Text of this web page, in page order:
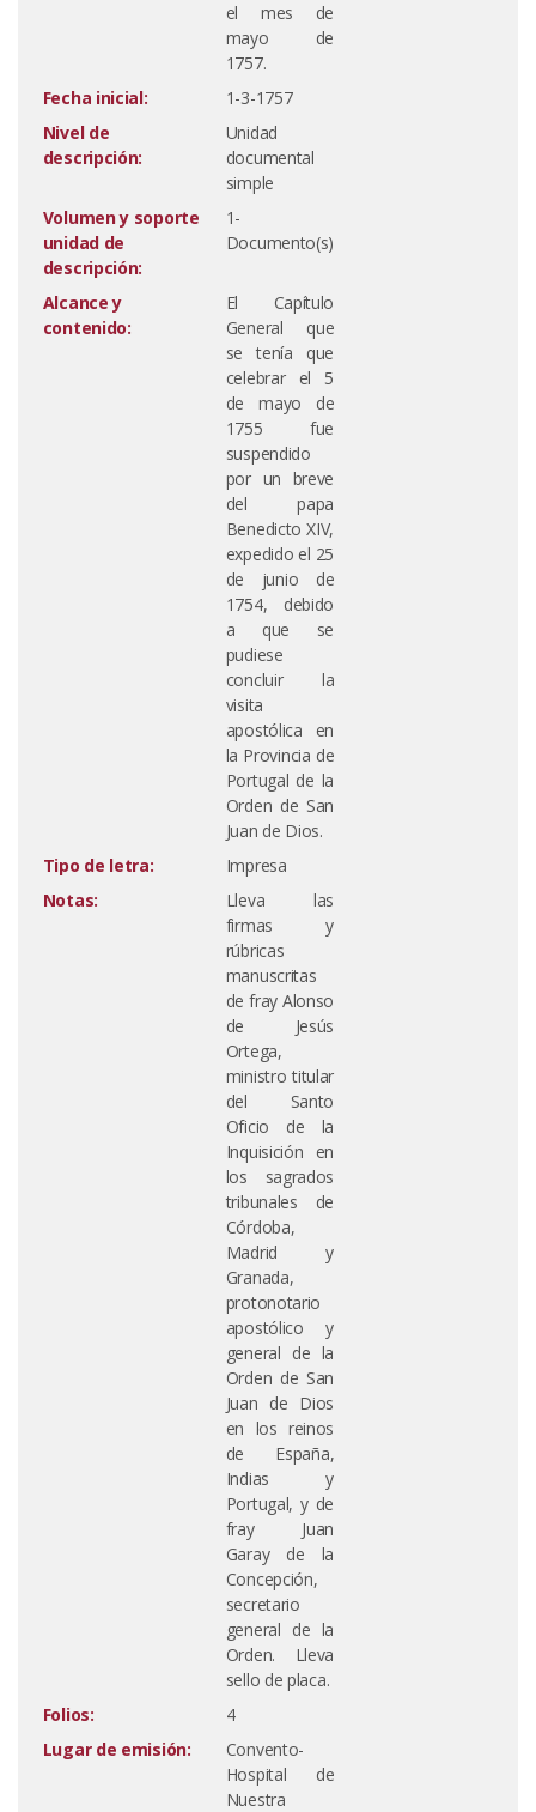
el mes de
mayo de
1757.
Fecha inicial:
1-3-1757
Nivel de
descripción:
Unidad
documental
simple
Volumen y soporte
unidad de
descripción:
1-
Documento(s)
Alcance y
contenido:
El Capítulo
General que
se tenía que
celebrar el 5
de mayo de
1755 fue
suspendido
por un breve
del papa
Benedicto XIV,
expedido el 25
de junio de
1754, debido
a que se
pudiese
concluir la
visita
apostólica en
la Provincia de
Portugal de la
Orden de San
Juan de Dios.
Tipo de letra:
Impresa
Notas:
Lleva las
firmas y
rúbricas
manuscritas
de fray Alonso
de Jesús
Ortega,
ministro titular
del Santo
Oficio de la
Inquisición en
los sagrados
tribunales de
Córdoba,
Madrid y
Granada,
protonotario
apostólico y
general de la
Orden de San
Juan de Dios
en los reinos
de España,
Indias y
Portugal, y de
fray Juan
Garay de la
Concepción,
secretario
general de la
Orden. Lleva
sello de placa.
Folios:
4
Lugar de emisión:
Convento-
Hospital de
Nuestra